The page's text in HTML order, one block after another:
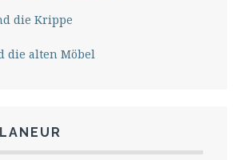
die Krippe
die alten Möbel